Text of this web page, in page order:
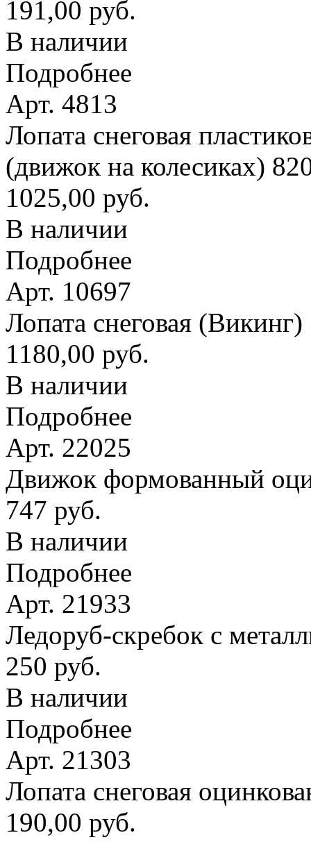
191,00 руб.
В наличии
Подробнее
Арт. 4813
Лопата снеговая
(движок на колесиках)
1025,00 руб.
В наличии
Подробнее
Арт. 10697
Лопата снеговая
1180,00 руб.
В наличии
Подробнее
Арт. 22025
Движок формованный
747 руб.
В наличии
Подробнее
Арт. 21933
Ледоруб-скребок с
250 руб.
В наличии
Подробнее
Арт. 21303
Лопата снеговая
190,00 руб.